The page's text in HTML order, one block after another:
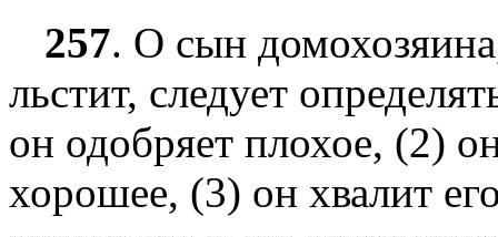
257. О сын
льстит, следует
он одобряет плохое, (2)
хорошее, (3) он хвалит